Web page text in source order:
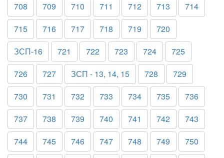
708
709 710 711 712 713
714
715
716 717 718 719
720
ЗСП-16
721 722 723 724
725
726
727 ЗСП - 13, 14, 15 728
729
730
731 732 733 734 735
736
737
738 739 740 741 742
743
744
745 746 747 748 749
750